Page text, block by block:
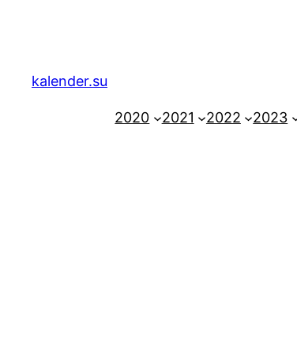
kalender.su
2020 2021 2022 2023